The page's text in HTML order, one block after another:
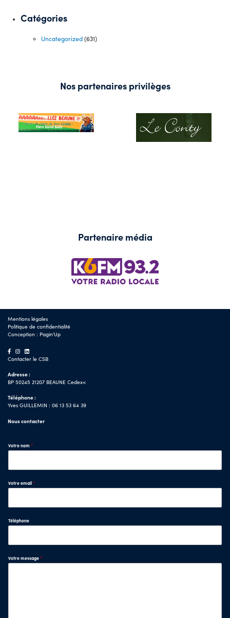
Catégories
Uncategorized(631)
Nos partenaires privilèges
Partenaire média
Mentions légales
Politique de confidentialité
Conception : Pagin'Up
Contacter le CSB
Adresse :
BP 50245 21207 BEAUNE Cedex<
Téléphone :
Yves GUILLEMIN : 06 13 53 64 39
Nous contacter
Votre nom *
Votre email*
Téléphone
Votre message*